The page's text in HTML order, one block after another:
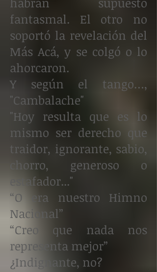
fantasmal. El otro no
soportó la revelación del
Más Acá, y se colgó o lo
ahorcaron.
Y según el tango…,
"Cambalache"
"Hoy resulta que es lo
mismo ser derecho que
traidor, ignorante, sabio,
chorro, generoso o
estafador..."
“O era nuestro Himno
Nacional”
“Creo que nada nos
representa mejor”
¿Indignante, no?